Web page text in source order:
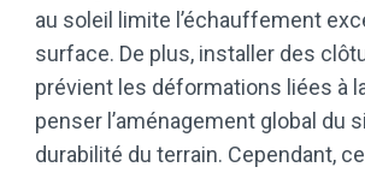
au soleil limite l’échauffement
surface. De plus, installer des
prévient les déformations liées à
penser l’aménagement global du
durabilité du terrain. Cependant,